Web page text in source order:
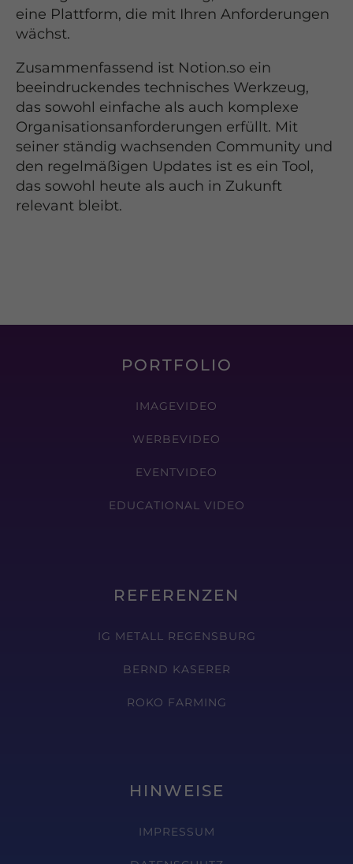
eine Plattform, die mit Ihren Anforderungen
wächst.
Zusammenfassend ist Notion.so ein
beeindruckendes technisches Werkzeug,
das sowohl einfache als auch komplexe
Organisationsanforderungen erfüllt. Mit
seiner ständig wachsenden Community und
den regelmäßigen Updates ist es ein Tool,
das sowohl heute als auch in Zukunft
relevant bleibt.
PORTFOLIO
IMAGEVIDEO
WERBEVIDEO
EVENTVIDEO
EDUCATIONAL VIDEO
REFERENZEN
IG METALL REGENSBURG
BERND KASERER
ROKO FARMING
HINWEISE
IMPRESSUM